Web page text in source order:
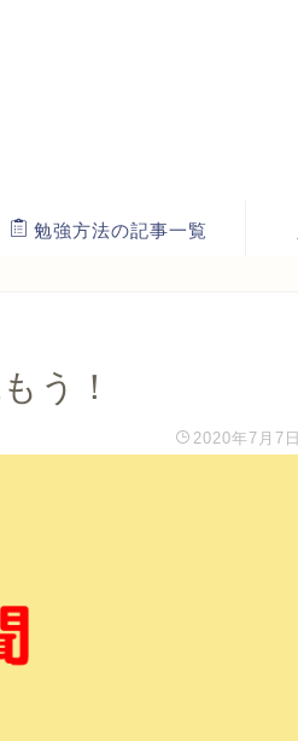
勉強方法の記事一覧
う！
2020年7月7日